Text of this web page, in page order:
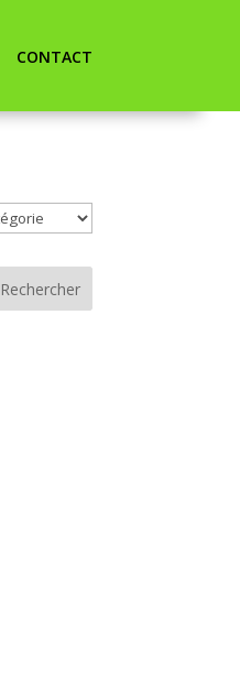
CONTACT
Rechercher